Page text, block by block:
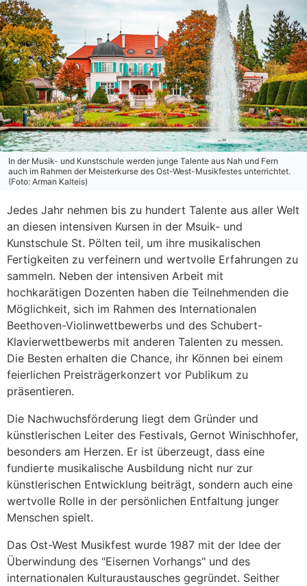
In der Musik- und Kunstschule werden junge Talente aus Nah und Fern
auch im Rahmen der Meisterkurse des Ost-West-Musikfestes unterrichtet.
(Foto: Arman Kalteis)
Jedes Jahr nehmen bis zu hundert Talente aus aller Welt
an diesen intensiven Kursen in der Msuik- und
Kunstschule St. Pölten teil, um ihre musikalischen
Fertigkeiten zu verfeinern und wertvolle Erfahrungen zu
sammeln. Neben der intensiven Arbeit mit
hochkarätigen Dozenten haben die Teilnehmenden die
Möglichkeit, sich im Rahmen des Internationalen
Beethoven-Violinwettbewerbs und des Schubert-
Klavierwettbewerbs mit anderen Talenten zu messen.
Die Besten erhalten die Chance, ihr Können bei einem
feierlichen Preisträgerkonzert vor Publikum zu
präsentieren.
Die Nachwuchsförderung liegt dem Gründer und
künstlerischen Leiter des Festivals, Gernot Winischhofer,
besonders am Herzen. Er ist überzeugt, dass eine
fundierte musikalische Ausbildung nicht nur zur
künstlerischen Entwicklung beiträgt, sondern auch eine
wertvolle Rolle in der persönlichen Entfaltung junger
Menschen spielt.
Das Ost-West Musikfest wurde 1987 mit der Idee der
Überwindung des "Eisernen Vorhangs" und des
internationalen Kulturaustausches gegründet. Seither